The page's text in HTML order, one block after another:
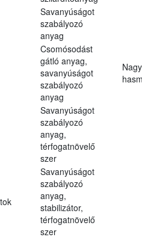
Savanyúságot
szabályozó
anyag
Csomósodást
gátló anyag,
savanyúságot
szabályozó
anyag
Savanyúságot
szabályozó
anyag,
térfogatnövelő
szer
Savanyúságot
szabályozó
anyag,
stabilizátor,
térfogatnövelő
szer